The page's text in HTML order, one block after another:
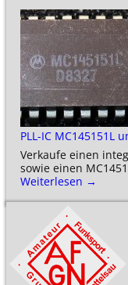
PLL-IC MC145151L
Verkaufe einen
sowie einen
Weiterlesen →